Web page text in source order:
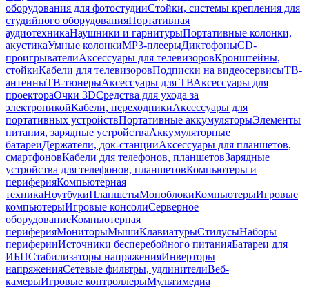
оборудования для фотостудииСтойки, системы крепления для
студийного оборудованияПортативная
аудиотехникаНаушники и гарнитурыПортативные колонки,
акустикаУмные колонкиMP3-плеерыДиктофоныCD-
проигрывателиАксессуары для телевизоровКронштейны,
стойкиКабели для телевизоровПодписки на видеосервисыТВ-
антенныТВ-тюнерыАксессуары для ТВАксессуары для
проектораОчки 3DСредства для ухода за
электроникойКабели, переходникиАксессуары для
портативных устройствПортативные аккумуляторыЭлементы
питания, зарядные устройстваАккумуляторные
батареиДержатели, док-станцииАксессуары для планшетов,
смартфоновКабели для телефонов, планшетовЗарядные
устройства для телефонов, планшетовКомпьютеры и
периферияКомпьютерная
техникаНоутбукиПланшетыМоноблокиКомпьютерыИгровые
компьютерыИгровые консолиСерверное
оборудованиеКомпьютерная
периферияМониторыМышиКлавиатурыСтилусыНаборы
периферииИсточники бесперебойного питанияБатареи для
ИБПСтабилизаторы напряженияИнверторы
напряженияСетевые фильтры, удлинителиВеб-
камерыИгровые контроллерыМультимедиа